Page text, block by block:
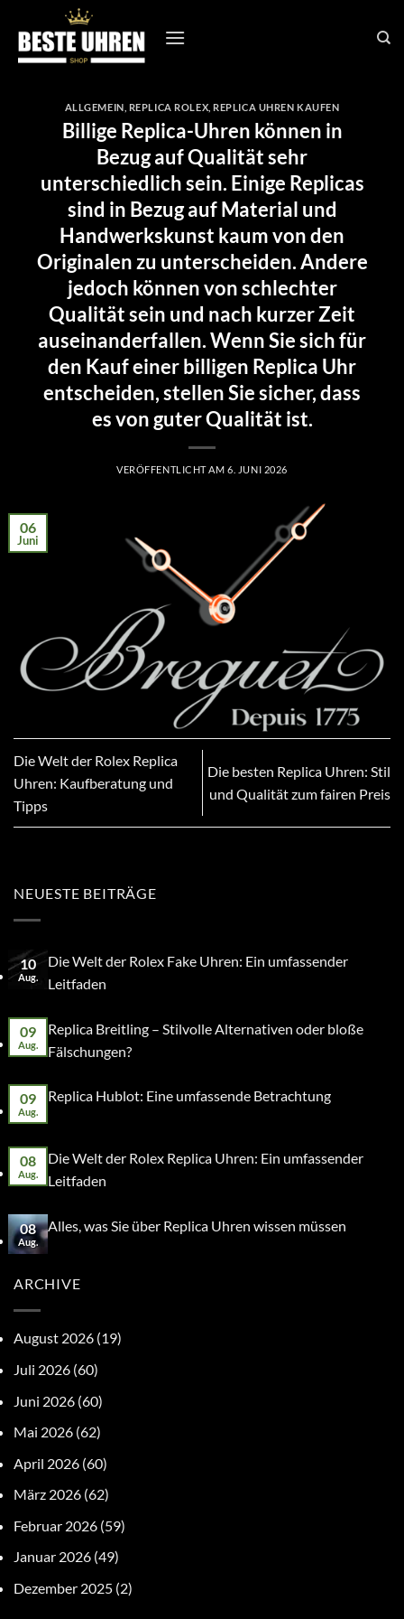
Inhalt
springen
ALLGEMEIN REPLICA ROLEX ,REPLICA UHREN KAUFEN
Billige Replica-Uhren können in
Bezug auf Qualität sehr
unterschiedlich sein. Einige Replicas
sind in Bezug auf Material und
Handwerkskunst kaum von den
Originalen zu unterscheiden. Andere
jedoch können von schlechter
Qualität sein und nach kurzer Zeit
auseinanderfallen. Wenn Sie sich für
den Kauf einer billigen Replica Uhr
entscheiden, stellen Sie sicher, dass
es von guter Qualität ist.
VERÖFFENTLICHT AM6. JUNI 2026
06
Juni
Die Welt der Rolex Replica
Uhren: Kaufberatung und
Tipps
Die besten Replica Uhren: Stil
und Qualität zum fairen Preis
NEUESTE BEITRÄGE
10
Aug.
Die Welt der Rolex Fake Uhren: Ein umfassender
Leitfaden
09
Aug.
Replica Breitling – Stilvolle Alternativen oder bloße
Fälschungen?
09
Aug.
Replica Hublot: Eine umfassende Betrachtung
08
Aug.
Die Welt der Rolex Replica Uhren: Ein umfassender
Leitfaden
08
Aug.
Alles, was Sie über Replica Uhren wissen müssen
ARCHIVE
August 2026 (19)
Juli 2026 (60)
Juni 2026 (60)
Mai 2026 (62)
April 2026 (60)
März 2026 (62)
Februar 2026 (59)
Januar 2026 (49)
Dezember 2025 (2)